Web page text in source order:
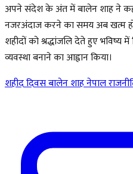
अपने संदेश के अंत में बालेन शाह ने
नजरअंदाज करने का समय अब खत्म हो
शहीदों को श्रद्धांजलि देते हुए भविष्य
व्यवस्था बनाने का आह्वान किया।
शहीद दिवसबालेन शाहनेपाल